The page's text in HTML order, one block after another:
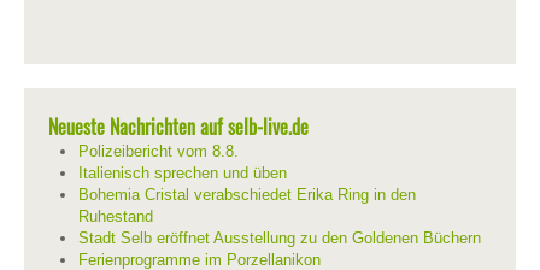
Neueste Nachrichten auf selb-live.de
Polizeibericht vom 8.8.
Italienisch sprechen und üben
Bohemia Cristal verabschiedet Erika Ring in den
Ruhestand
Stadt Selb eröffnet Ausstellung zu den Goldenen Büchern
Ferienprogramme im Porzellanikon